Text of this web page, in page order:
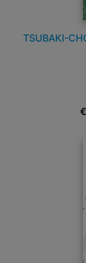
TSUBAKI-